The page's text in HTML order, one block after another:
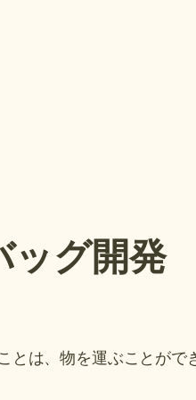
ッグ開発
とは、物を運ぶことがで